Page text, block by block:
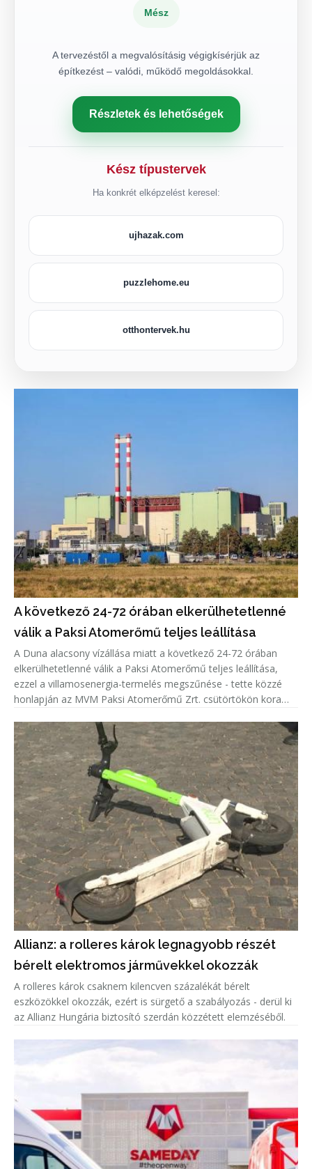
Mész
A tervezéstől a megvalósításig végigkísérjük az
építkezést – valódi, működő megoldásokkal.
Részletek és lehetőségek
Kész típustervek
Ha konkrét elképzelést keresel:
ujhazak.com
puzzlehome.eu
otthontervek.hu
A következő 24-72 órában elkerülhetetlenné
válik a Paksi Atomerőmű teljes leállítása
A Duna alacsony vízállása miatt a következő 24-72 órában
elkerülhetetlenné válik a Paksi Atomerőmű teljes leállítása,
ezzel a villamosenergia-termelés megszűnése - tette közzé
honlapján az MVM Paksi Atomerőmű Zrt. csütörtökön kora
Allianz: a rolleres károk legnagyobb részét
bérelt elektromos járművekkel okozzák
A rolleres károk csaknem kilencven százalékát bérelt
eszközökkel okozzák, ezért is sürgető a szabályozás - derül ki
az Allianz Hungária biztosító szerdán közzétett elemzéséből.